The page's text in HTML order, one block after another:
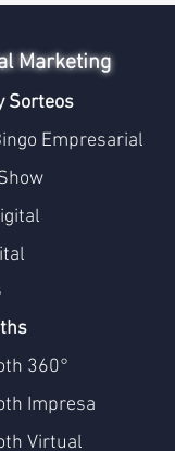
Marketing
Sorteos
Empresarial
360°
Impresa
Virtual